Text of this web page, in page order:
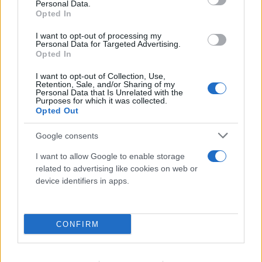
Personal Data.
Opted In
I want to opt-out of processing my
Personal Data for Targeted Advertising.
Opted In
I want to opt-out of Collection, Use,
Retention, Sale, and/or Sharing of my
Personal Data that Is Unrelated with the
Purposes for which it was collected.
Opted Out
Google consents
I want to allow Google to enable storage
related to advertising like cookies on web or
device identifiers in apps.
CONFIRM
ΡΕΠΟΡΤΑΖ FLASH
Πόρτο Χέλι: Νεκρή η ιδιοκτήτρια
γνωστού ξενοδοχείου – Έπεσε από τον 6ο όροφο
10.08.2026